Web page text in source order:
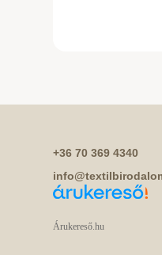
+36 70 369 4340
Árukereső.hu